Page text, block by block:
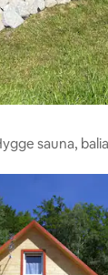
sauna,